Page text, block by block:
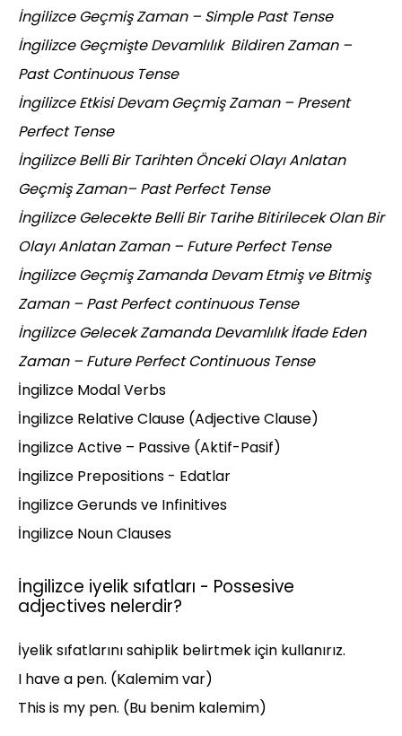
İngilizce Geçmiş Zaman – Simple Past Tense
İngilizce Geçmişte Devamlılık Bildiren Zaman –
Past Continuous Tense
İngilizce Etkisi Devam Geçmiş Zaman – Present
Perfect Tense
İngilizce Belli Bir Tarihten Önceki Olayı Anlatan
Geçmiş Zaman– Past Perfect Tense
İngilizce Gelecekte Belli Bir Tarihe Bitirilecek Olan Bir
Olayı Anlatan Zaman – Future Perfect Tense
İngilizce Geçmiş Zamanda Devam Etmiş ve Bitmiş
Zaman – Past Perfect continuous Tense
İngilizce Gelecek Zamanda Devamlılık İfade Eden
Zaman – Future Perfect Continuous Tense
İngilizce Modal Verbs
İngilizce Relative Clause (Adjective Clause)
İngilizce Active – Passive (Aktif-Pasif)
İngilizce Prepositions - Edatlar
İngilizce Gerunds ve Infinitives
İngilizce Noun Clauses
İngilizce iyelik sıfatları - Possesive
adjectives nelerdir?
İyelik sıfatlarını sahiplik belirtmek için kullanırız.
I have a pen. (Kalemim var)
This is my pen. (Bu benim kalemim)